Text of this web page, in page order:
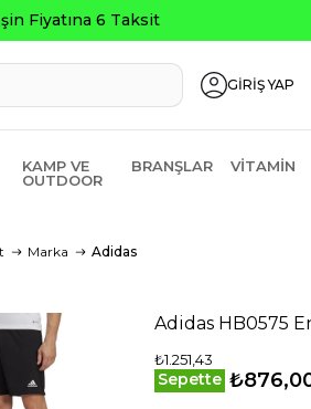
6 Taksit
GİRİŞ YAP
KAMP VE
OUTDOOR
BRANŞLAR VITAMIN
Marka Adidas
Adidas HB0575
₺1.251,43
Sepette